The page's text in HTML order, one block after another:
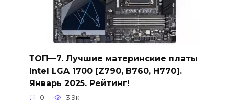
ТОП—7. Лучшие материнские платы
Intel LGA 1700 [Z790, B760, H770].
Январь 2025. Рейтинг!
0 3.9к.